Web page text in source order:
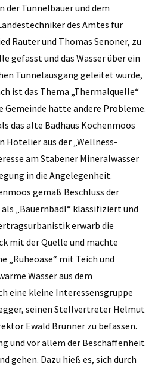
der Tunnelbauer und dem
des Amtes für
Rauter und Thomas Senoner, zu
gefasst und das Wasser über ein
Tunnelausgang geleitet wurde,
ist das Thema „Thermalquelle“
Gemeinde hatte andere Probleme.
das alte Badhaus ­Kochenmoos
Hotelier aus der „Wellness-
am Stabener Mineralwasser
in die Angelegenheit.
gemäß Beschluss der
„Bauernbadl“ klassifiziert und
erwarb die
mit der Quelle und machte
„Ruheoase“ mit Teich und
Wasser aus dem
eine kleine Interessensgruppe
seinen Stellvertreter Helmut
Ewald ­Brunner zu befassen.
und vor allem der Beschaffenheit
gehen. Dazu hieß es, sich durch